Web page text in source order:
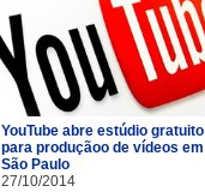
YouTube abre estúdio gratuito
para produçãoo de vídeos em
São Paulo
27/10/2014